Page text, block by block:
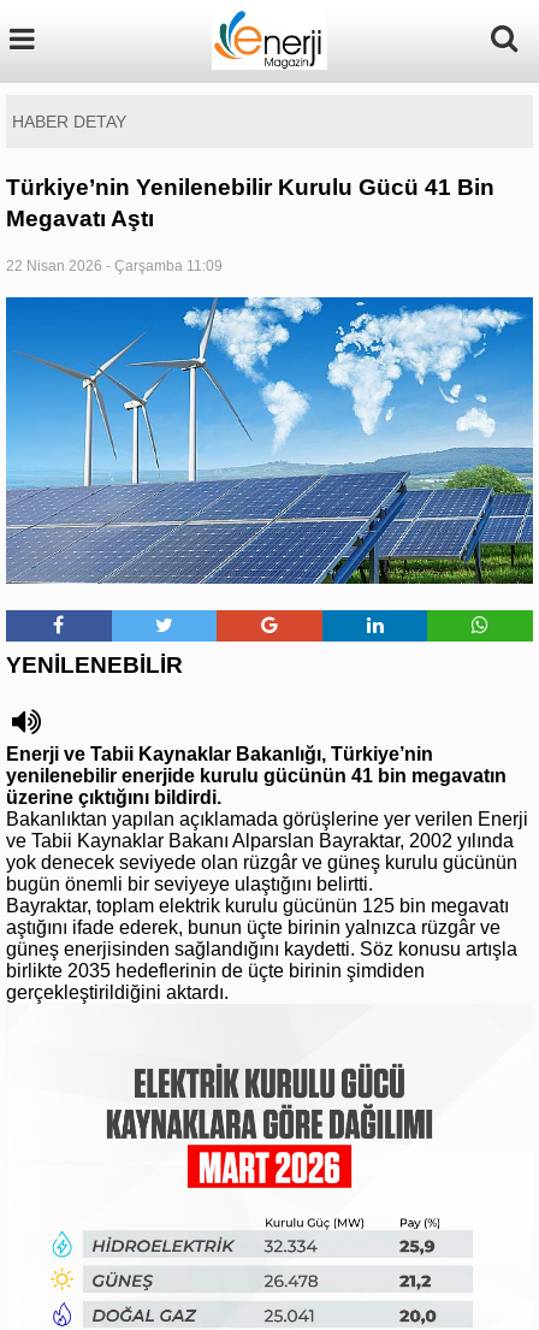
HABER DETAY
Türkiye’nin Yenilenebilir Kurulu Gücü 41 Bin
Megavatı Aştı
22 Nisan 2026 - Çarşamba 11:09
YENİLENEBİLİR
Enerji ve Tabii Kaynaklar Bakanlığı, Türkiye’nin
yenilenebilir enerjide kurulu gücünün 41 bin megavatın
üzerine çıktığını bildirdi.
Bakanlıktan yapılan açıklamada görüşlerine yer verilen Enerji
ve Tabii Kaynaklar Bakanı Alparslan Bayraktar, 2002 yılında
yok denecek seviyede olan rüzgâr ve güneş kurulu gücünün
bugün önemli bir seviyeye ulaştığını belirtti.
Bayraktar, toplam elektrik kurulu gücünün 125 bin megavatı
aştığını ifade ederek, bunun üçte birinin yalnızca rüzgâr ve
güneş enerjisinden sağlandığını kaydetti. Söz konusu artışla
birlikte 2035 hedeflerinin de üçte birinin şimdiden
gerçekleştirildiğini aktardı.